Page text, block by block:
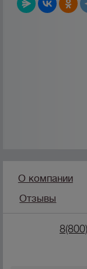
О компании
Отзывы